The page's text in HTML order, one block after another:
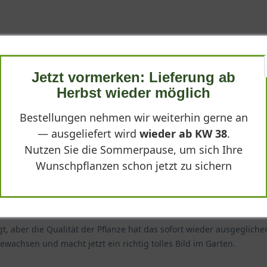
war exakt in der beschriebenen Form erzogen. Der Aufbau
Pflanzung wirkte das Spalier wie ein fertiges
aber die Qualität der Pflanze hat das sofort wieder
und macht jetzt ein richtig tolles Bild im Garten.
Jetzt vormerken: Lieferung ab
Herbst wieder möglich
Bestellungen nehmen wir weiterhin gerne an
— ausgeliefert wird wieder ab KW 38.
Nutzen Sie die Sommerpause, um sich Ihre
Wunschpflanzen schon jetzt zu sichern